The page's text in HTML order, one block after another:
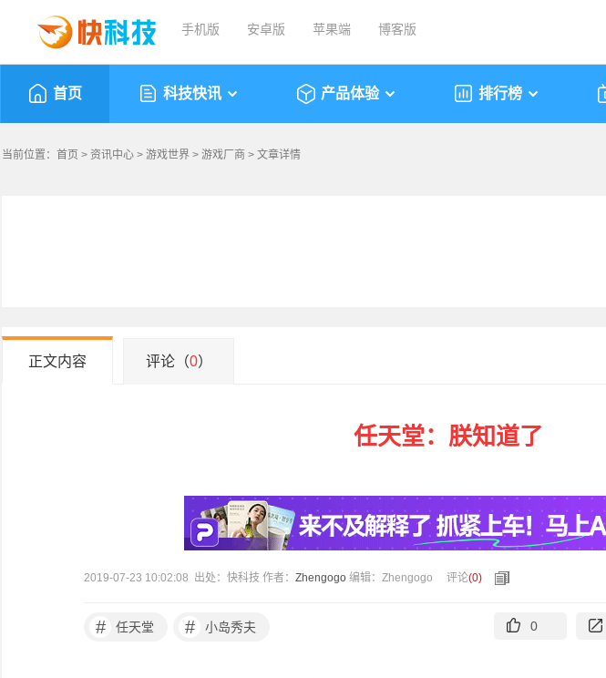
手机版 安卓版 苹果端 博客版
首页 科技快讯 产品体验 排行榜
当前位置： 首页 > 资讯中心 > 游戏世界 > 游戏厂商 > 文章详情
正文内容 评论（0）
任天堂：朕知道了
2019-07-23 10:02:08 出处：快科技 作者： Zhengogo 编辑：Zhengogo 评论(0)
# 任天堂 # 小岛秀夫 0